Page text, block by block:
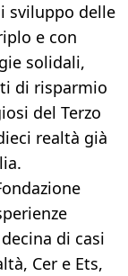
sviluppo delle
e con
solidali,
di risparmio
del Terzo
realtà già
di casi
Cer e Ets,